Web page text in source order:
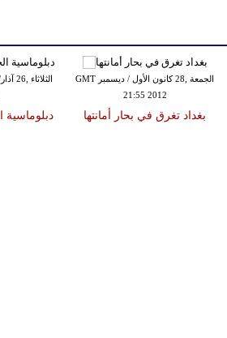
دبلوماسية
الجمعة ,28 كانون الأول / ديسمبر GMT
21:55 2012
بغداد تغرق في بحار أمانتها